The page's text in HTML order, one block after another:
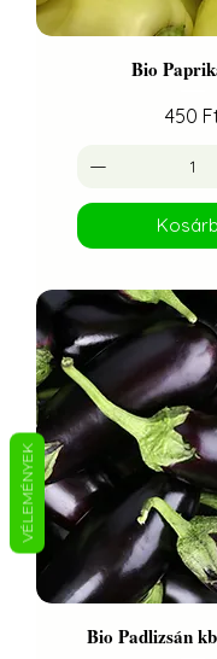
Bio
Ár
450
Bio Padlizsán
VÉLEMÉNYEK